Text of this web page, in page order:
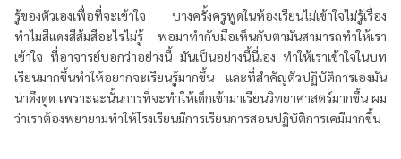
รู้ของตัวเองเพื่อที่จะเข้าใจ บางครั้งครูพูดในห้องเรียนไม่เข้าใจไม่รู้เรื่อง
ทำไมสีแดงสีส้มสีอะไรไม่รู้ พอมาทำกับมือเห็นกับตามันสามารถทำให้เรา
เข้าใจ ที่อาจารย์บอกว่าอย่างนี้ มันเป็นอย่างนี้นี่เอง ทำให้เราเข้าใจในบท
เรียนมากขึ้นทำให้อยากจะเรียนรู้มากขึ้น และที่สำคัญตัวปฏิบัติการเองมัน
น่าดึงดูด เพราะฉะนั้นการที่จะทำให้เด็กเข้ามาเรียนวิทยาศาสตร์มากขึ้น ผม
ว่าเราต้องพยายามทำให้โรงเรียนมีการเรียนการสอนปฏิบัติการเคมีมากขึ้น